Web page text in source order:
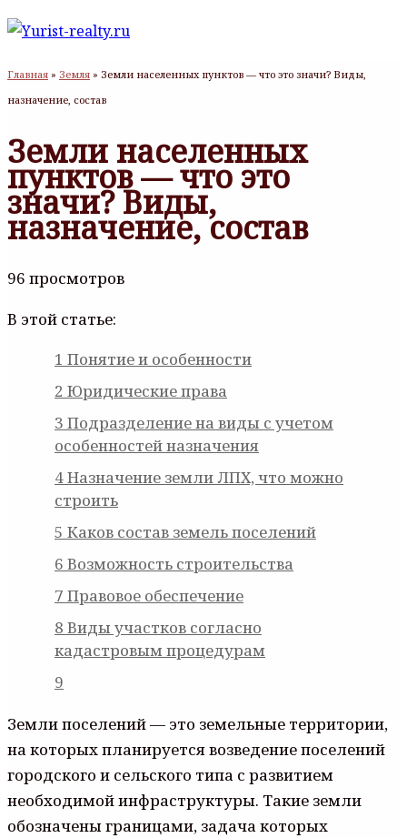
Главная » Земля » Земли населенных пунктов — что это значи? Виды,
назначение, состав
Земли населенных
пунктов — что это
значи? Виды,
назначение, состав
96 просмотров
В этой статье:
1 Понятие и особенности
2 Юридические права
3 Подразделение на виды с учетом
особенностей назначения
4Назначение земли ЛПХ, что можно
строить
5 Каков состав земель поселений
6 Возможность строительства
7 Правовое обеспечение
8 Виды участков согласно
кадастровым процедурам
9
Земли поселений — это земельные территории,
на которых планируется возведение поселений
городского и сельского типа с развитием
необходимой инфраструктуры. Такие земли
обозначены границами, задача которых